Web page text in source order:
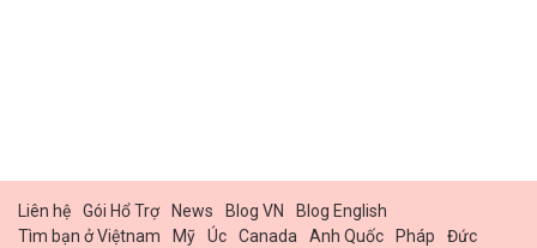
Liên hệ Gói Hổ Trợ News Blog VN
Blog English
Tìm bạn ở Việtnam
Mỹ Úc Canada Anh Quốc Pháp
Đức